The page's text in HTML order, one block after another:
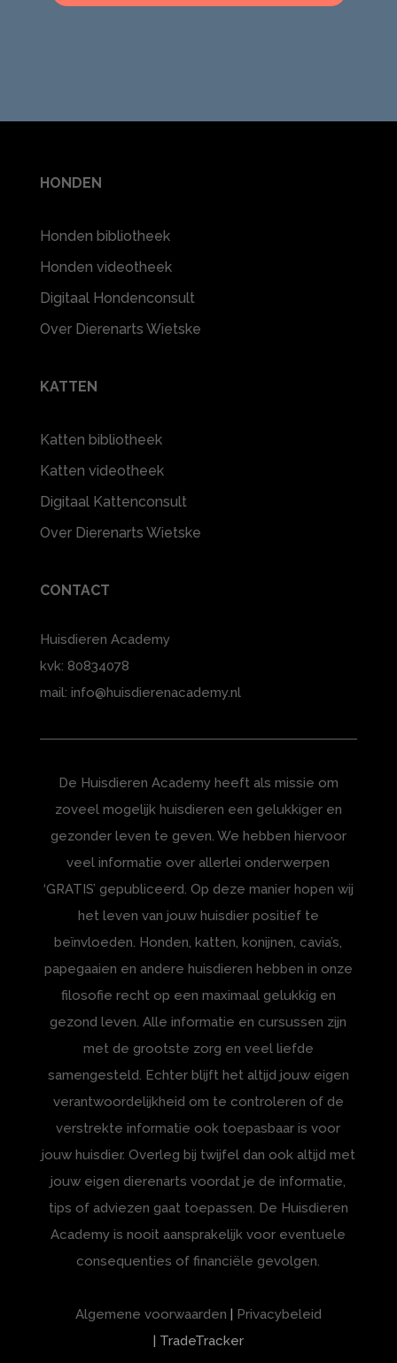
HONDEN
Honden bibliotheek
Honden videotheek
Digitaal Hondenconsult
Over Dierenarts Wietske
KATTEN
Katten bibliotheek
Katten videotheek
Digitaal Kattenconsult
Over Dierenarts Wietske
CONTACT
Huisdieren Academy
kvk: 80834078
mail: info@huisdierenacademy.nl
De Huisdieren Academy heeft als missie om
zoveel mogelijk huisdieren een gelukkiger en
gezonder leven te geven. We hebben hiervoor
veel informatie over allerlei onderwerpen
‘GRATIS’ gepubliceerd. Op deze manier hopen wij
het leven van jouw huisdier positief te
beïnvloeden. Honden, katten, konijnen, cavia’s,
papegaaien en andere huisdieren hebben in onze
filosofie recht op een maximaal gelukkig en
gezond leven. Alle informatie en cursussen zijn
met de grootste zorg en veel liefde
samengesteld. Echter blijft het altijd jouw eigen
verantwoordelijkheid om te controleren of de
verstrekte informatie ook toepasbaar is voor
jouw huisdier. Overleg bij twijfel dan ook altijd met
jouw eigen dierenarts voordat je de informatie,
tips of adviezen gaat toepassen. De Huisdieren
Academy is nooit aansprakelijk voor eventuele
consequenties of financiële gevolgen.
Algemene voorwaarden
Privacybeleid
| TradeTracker